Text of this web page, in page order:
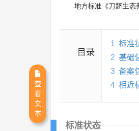
地方标准《刀鲚生态
目录
1 标准
2 基础
3 备案
4 相近
标准状态
查
看
文
本